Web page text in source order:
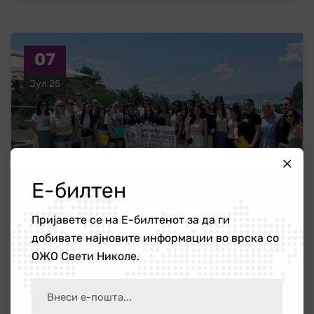
07
Јул 25
храбри, свои
Е-билтен
Пријавете се на Е-билтенот за да ги
добивате најновите информации во врска со
ОЖО Свети Николе.